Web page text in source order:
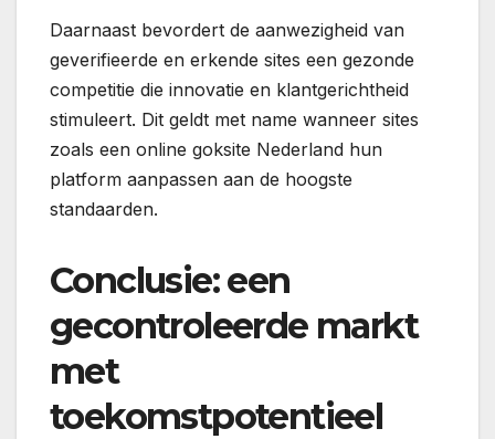
Daarnaast bevordert de aanwezigheid van
geverifieerde en erkende sites een gezonde
competitie die innovatie en klantgerichtheid
stimuleert. Dit geldt met name wanneer sites
zoals een online goksite Nederland hun
platform aanpassen aan de hoogste
standaarden.
Conclusie: een
gecontroleerde markt
met
toekomstpotentieel